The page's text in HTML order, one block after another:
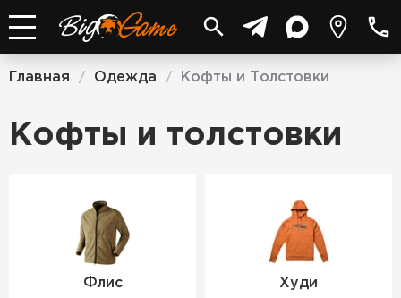
Главная / Одежда / Кофты и Толстовки
Кофты и толстовки
Флис Худи